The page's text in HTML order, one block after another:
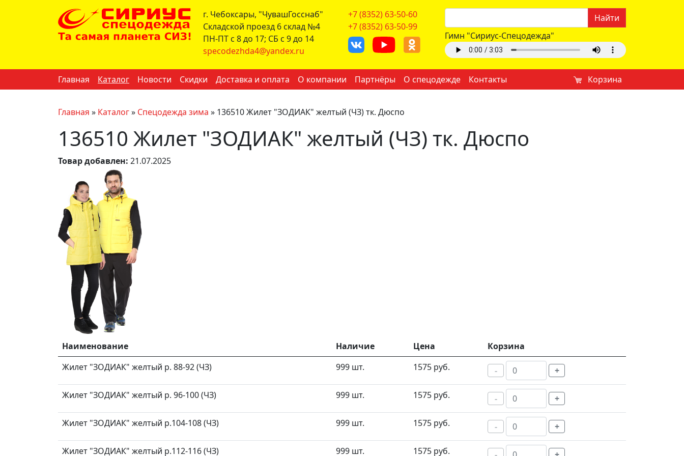
г. Чебоксары, "ЧувашГосснаб"
Складской проезд 6 склад №4
ПН-ПТ с 8 до 17; СБ с 9 до 14
specodezhda4@yandex.ru
+7 (8352) 63-50-60
+7 (8352) 63-50-99
Найти
Гимн "Сириус-Спецодежда"
Главная Каталог Новости Скидки Доставка и оплата О компании Партнёры О спецодежде Контакты Корзина
Главная » Каталог» Спецодежда зима » 136510 Жилет "ЗОДИАК" желтый (ЧЗ) тк. Дюспо
136510 Жилет "ЗОДИАК" желтый (ЧЗ) тк. Дюспо
Товар добавлен: 21.07.2025
Наименование Наличие Цена
Корзина
Жилет "ЗОДИАК" желтый р. 88-92 (ЧЗ)
999 шт. 1575 руб. - +
Жилет "ЗОДИАК" желтый р. 96-100 (ЧЗ) 999 шт. 1575 руб. - +
Жилет "ЗОДИАК" желтый р.104-108 (ЧЗ) 999 шт. 1575 руб. - +
Жилет "ЗОДИАК" желтый р.112-116 (ЧЗ) 999 шт. 1575 руб.